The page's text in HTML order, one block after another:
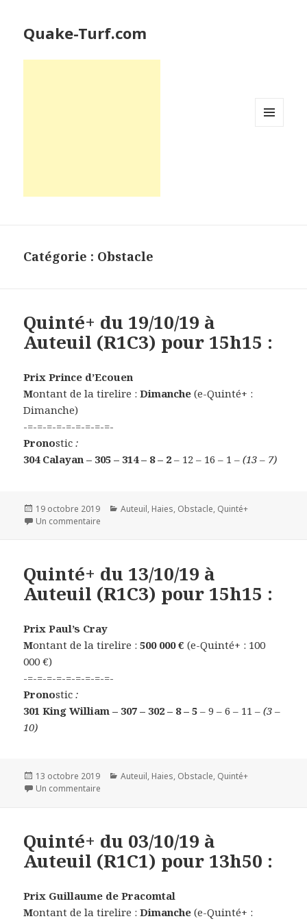
Quake-Turf.com
Catégorie : Obstacle
Quinté+ du 19/10/19 à
Auteuil (R1C3) pour 15h15 :
Prix Prince d’Ecouen
Montant de la tirelire :Dimanche (e-Quinté+ :
Dimanche)
-=-=-=-=-=-=-=-=-=-
Pronostic:
304 Calayan – 305 – 314 – 8 – 2 – 12 – 16 – 1 – (13 – 7)
Publié
le
19 octobre 2019 Catégories
Auteuil, Haies, Obstacle, Quinté+
Un commentaire
Quinté+ du 13/10/19 à
Auteuil (R1C3) pour 15h15 :
Prix Paul’s Cray
Montant de la tirelire :500 000 € (e-Quinté+ : 100
000 €)
-=-=-=-=-=-=-=-=-=-
Pronostic:
301 King William – 307 – 302 – 8 – 5 – 9 – 6 – 11 – (3 –
10)
Publié
le
13 octobre 2019 Catégories
Auteuil, Haies, Obstacle, Quinté+
Un commentaire
Quinté+ du 03/10/19 à
Auteuil (R1C1) pour 13h50 :
Prix Guillaume de Pracomtal
Montant de la tirelire :Dimanche (e-Quinté+ :